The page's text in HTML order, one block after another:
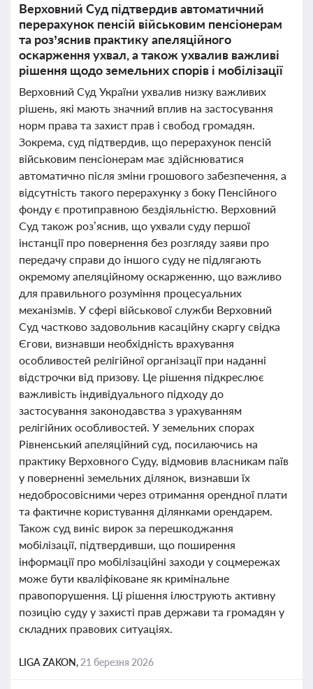
Верховний Суд підтвердив автоматичний
перерахунок пенсій військовим пенсіонерам
та роз’яснив практику апеляційного
оскарження ухвал, а також ухвалив важливі
рішення щодо земельних спорів і мобілізації
Верховний Суд України ухвалив низку важливих
рішень, які мають значний вплив на застосування
норм права та захист прав і свобод громадян.
Зокрема, суд підтвердив, що перерахунок пенсій
військовим пенсіонерам має здійснюватися
автоматично після зміни грошового забезпечення, а
відсутність такого перерахунку з боку Пенсійного
фонду є протиправною бездіяльністю. Верховний
Суд також роз’яснив, що ухвали суду першої
інстанції про повернення без розгляду заяви про
передачу справи до іншого суду не підлягають
окремому апеляційному оскарженню, що важливо
для правильного розуміння процесуальних
механізмів. У сфері військової служби Верховний
Суд частково задовольнив касаційну скаргу свідка
Єгови, визнавши необхідність врахування
особливостей релігійної організації при наданні
відстрочки від призову. Це рішення підкреслює
важливість індивідуального підходу до
застосування законодавства з урахуванням
релігійних особливостей. У земельних спорах
Рівненський апеляційний суд, посилаючись на
практику Верховного Суду, відмовив власникам паїв
у поверненні земельних ділянок, визнавши їх
недобросовісними через отримання орендної плати
та фактичне користування ділянками орендарем.
Також суд виніс вирок за перешкоджання
мобілізації, підтвердивши, що поширення
інформації про мобілізаційні заходи у соцмережах
може бути кваліфіковане як кримінальне
правопорушення. Ці рішення ілюструють активну
позицію суду у захисті прав держави та громадян у
складних правових ситуаціях.
LIGA ZAKON, 21 березня 2026